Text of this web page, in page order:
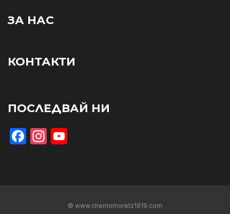
ЗА НАС
КОНТАКТИ
ПОСЛЕДВАЙ НИ
Facebook
Instagram
© www.chernomoretz1919.com